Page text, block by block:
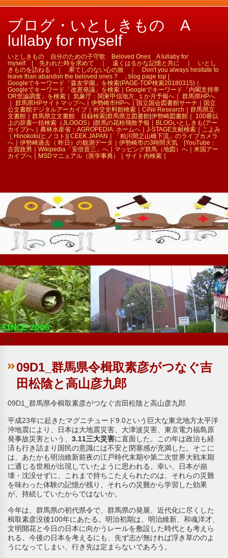
ブログ・いとしきもの A
lullaby for myself
いとしきもの 自分のための子守歌 Beloved Ones A lullaby for
myself | 失われた時を求めて ｜ 遠くはるかな記憶と共に ｜ いとし
きものを訪ねる ｜ 果てしのない心の旅 ｜ Don't you always hesitate to
leave than abandon the beloved ones ? ; blog page top |
Googleでキーワード「森友学園」を検索(PAGE-TOP検索20180315)
Googleでキーワード「改憲発議」を検索
Googleでキーワード「内閣支持率
OR世論調査」を検索
気象庁：関東甲信地方_１か月予報へ
群馬県HPへ
群馬県HPサイトマップへ 伊勢崎市HPへ 国立国会図書館サーチ
国立
公文書館デジタルアーカイブ
外交史料館検索 CiNii Research
群馬県立
文書館
群馬県立文書館 目録検索| 群馬県立図書館 伊勢崎図書館
100冊以
上の辞書一括検索（JLOGOS）
群馬の花粉飛散予報
BLOGいとしきも(アー
カイブ)へ
農林水産省：AGROPEDIA: ホームへ J-STAGE文献検索
こよみ
Hinokoto(ヒノコト) CEEK JAPAN
「粕川間之山橋下流」のライブカメラ
へ
伊勢崎過去（ 昨日）の観測データ｜ 伊勢崎市の3時間天気 | YouTube：
古賀政男｜ Wikipedia「安倍晋三」へ マッピング群馬（地図）へ
米国アー
カイブへ
MSDマニュアル（医学事典） サイト内検索
｜x
09D1_群馬県令楫取素彦がつなぐ吉
田松陰と高山彦九郎
09D1_群馬県令楫取素彦がつなぐ吉田松陰と高山彦九郎
平成23年に起きたマグニチュード9.0という巨大な東北地方太平洋
沖地震により、日本は大地震災害、大津波災害、東京電力福島原
発事故災害という、 3.11三大災害に直面した。この年は政治も経
済も行き詰まり国民の意識には不安と閉塞感が充満した。そこに
は、あたかも明治維新前夜の江戸時代末期や第二次世界大戦末期
に通じる世相が出現していたように思われる。幸い、日本が崩
壊・沈没せずに、これまで持ちこたえられたのは、それらの災難
を味わった体験の記憶が残り、それらの災難から学習した効果
が、持続していたからではないか。
今年は、群馬県の初代県令で、群馬県の発展、近代化に尽くした
楫取素彦没後100年にあたる。明治初期は、明治維新、和魂洋才、
文明開花と今日の日本に向かうレールを敷設した時代とも考えら
れる。今後の日本を考えるにも、先ず志が無ければ浮き草ののよ
うになってしまい、行き先は定まらないであろう。